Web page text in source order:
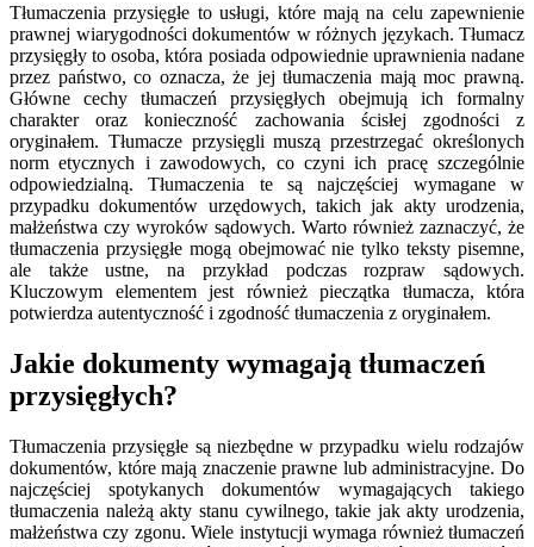
Tłumaczenia przysięgłe to usługi, które mają na celu zapewnienie
prawnej wiarygodności dokumentów w różnych językach. Tłumacz
przysięgły to osoba, która posiada odpowiednie uprawnienia nadane
przez państwo, co oznacza, że jej tłumaczenia mają moc prawną.
Główne cechy tłumaczeń przysięgłych obejmują ich formalny
charakter oraz konieczność zachowania ścisłej zgodności z
oryginałem. Tłumacze przysięgli muszą przestrzegać określonych
norm etycznych i zawodowych, co czyni ich pracę szczególnie
odpowiedzialną. Tłumaczenia te są najczęściej wymagane w
przypadku dokumentów urzędowych, takich jak akty urodzenia,
małżeństwa czy wyroków sądowych. Warto również zaznaczyć, że
tłumaczenia przysięgłe mogą obejmować nie tylko teksty pisemne,
ale także ustne, na przykład podczas rozpraw sądowych.
Kluczowym elementem jest również pieczątka tłumacza, która
potwierdza autentyczność i zgodność tłumaczenia z oryginałem.
Jakie dokumenty wymagają tłumaczeń
przysięgłych?
Tłumaczenia przysięgłe są niezbędne w przypadku wielu rodzajów
dokumentów, które mają znaczenie prawne lub administracyjne. Do
najczęściej spotykanych dokumentów wymagających takiego
tłumaczenia należą akty stanu cywilnego, takie jak akty urodzenia,
małżeństwa czy zgonu. Wiele instytucji wymaga również tłumaczeń